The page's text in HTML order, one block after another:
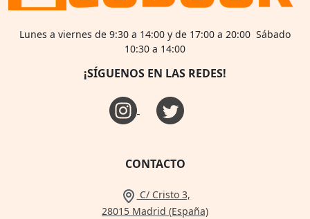
Lunes a viernes de 9:30 a 14:00 y de 17:00 a 20:00 Sábado
10:30 a 14:00
¡SÍGUENOS EN LAS REDES!
CONTACTO
C/ Cristo 3,
28015 Madrid (España)